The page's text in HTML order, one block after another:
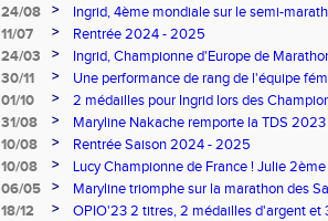
24/08
>
Ingrid, 4ème mondiale sur le semi-
11/07
>
Rentrée 2024 - 2025
24/03
>
Ingrid, Championne d'Europe de
30/11
>
Une performance de rang de l'équipe
de France d'Ekiden 2024
01/10 >
2 médailles pour Ingrid lors des
31/08
>
Maryline Nakache remporte la TDS 2023
10/08
>
Rentrée Saison 2024 - 2025
10/08
>
Lucy Championne de France ! Julie
Vertical
06/05 >
Maryline triomphe sur la marathon des
18/12
>
OPIO'23 2 titres, 2 médailles d'argent et